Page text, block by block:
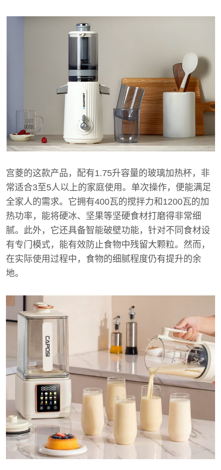
宫菱的这款产品，配有1.75升容量的玻璃加热杯，非
常适合3至5人以上的家庭使用。单次操作，便能满足
全家人的需求。它拥有400瓦的搅拌力和1200瓦的加
热功率，能将硬冰、坚果等坚硬食材打磨得非常细
腻。此外，它还具备智能破壁功能，针对不同食材设
有专门模式，能有效防止食物中残留大颗粒。然而，
在实际使用过程中，食物的细腻程度仍有提升的余
地。